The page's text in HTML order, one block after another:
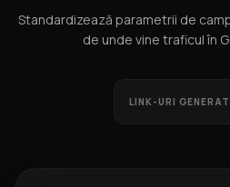
Standardizează parametrii de
de unde vine traficul în
LINK-URI